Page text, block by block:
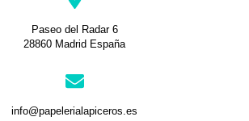
Paseo del Radar 6
28860 Madrid España
info@papelerialapiceros.es